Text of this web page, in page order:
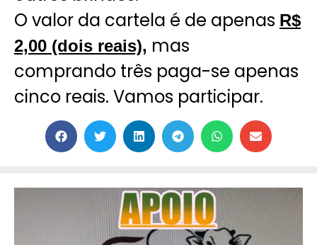
O valor da cartela é de apenas R$
2,00 (dois reais), mas
comprando três paga-se apenas
cinco reais. Vamos participar.